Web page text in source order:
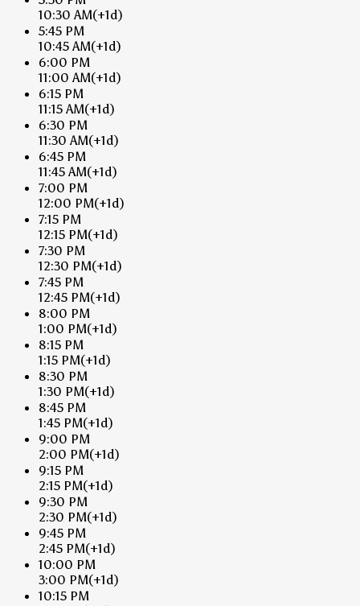
10:30 AM(+1d)
5:45 PM
10:45 AM(+1d)
6:00 PM
11:00 AM(+1d)
6:15 PM
11:15 AM(+1d)
6:30 PM
11:30 AM(+1d)
6:45 PM
11:45 AM(+1d)
7:00 PM
12:00 PM(+1d)
7:15 PM
12:15 PM(+1d)
7:30 PM
12:30 PM(+1d)
7:45 PM
12:45 PM(+1d)
8:00 PM
1:00 PM(+1d)
8:15 PM
1:15 PM(+1d)
8:30 PM
1:30 PM(+1d)
8:45 PM
1:45 PM(+1d)
9:00 PM
2:00 PM(+1d)
9:15 PM
2:15 PM(+1d)
9:30 PM
2:30 PM(+1d)
9:45 PM
2:45 PM(+1d)
10:00 PM
3:00 PM(+1d)
10:15 PM